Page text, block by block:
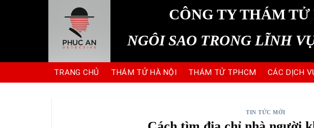
CÔNG TY THÁM TỬ
NGÔI SAO TRONG LĨNH
TRANG CHỦ THÁM TỬ HÀ NỘI THÁM TỬ TPHCM CÁC DỊCH
TIN TỨC MỚI